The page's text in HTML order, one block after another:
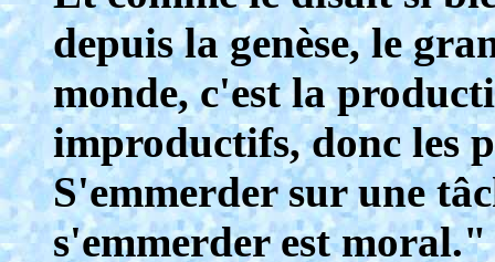
depuis la genèse, le
monde, c'est la
improductifs, donc les
S'emmerder sur une
s'emmerder est moral."